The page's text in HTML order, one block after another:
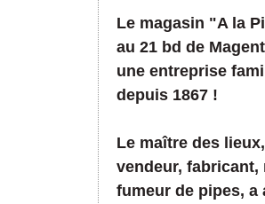
Le magasin "A la
au 21 bd de
une entreprise
depuis 1867 !
Le maître des
vendeur, fabricant,
fumeur de pipes, a